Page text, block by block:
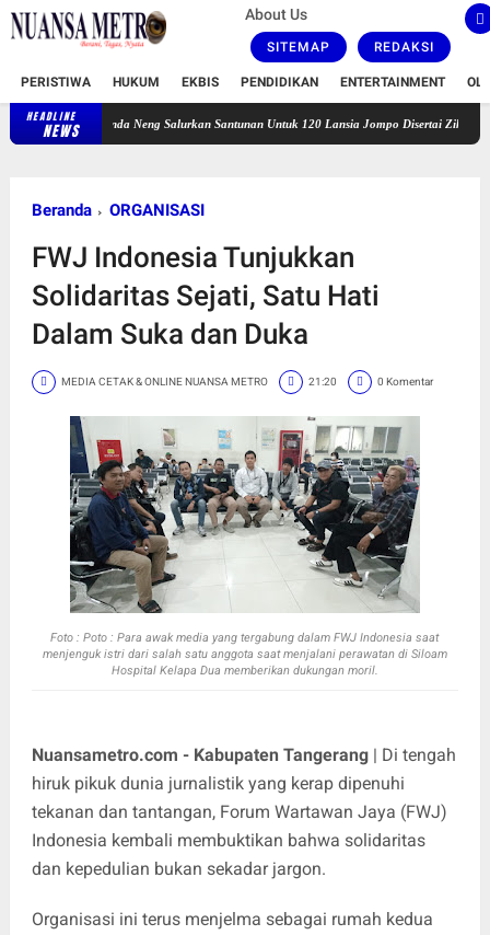
About Us
SITEMAP REDAKSI
PERISTIWA HUKUM EKBIS PENDIDIKAN ENTERTAINMENT
HEADLINE
NEWS
Bunda Neng Salurkan Santunan Untuk 120 Lansia Jompo Disertai Zikir dan Doa
Beranda ORGANISASI
FWJ Indonesia Tunjukkan
Solidaritas Sejati, Satu Hati
Dalam Suka dan Duka
MEDIA CETAK & ONLINE NUANSA METRO 21:20 0 Komentar
Foto : Poto : Para awak media yang tergabung dalam FWJ Indonesia saat
menjenguk istri dari salah satu anggota saat menjalani perawatan di Siloam
Hospital Kelapa Dua memberikan dukungan moril.
Nuansametro.com - Kabupaten Tangerang| Di tengah
hiruk pikuk dunia jurnalistik yang kerap dipenuhi
tekanan dan tantangan, Forum Wartawan Jaya (FWJ)
Indonesia kembali membuktikan bahwa solidaritas
dan kepedulian bukan sekadar jargon.
Organisasi ini terus menjelma sebagai rumah kedua